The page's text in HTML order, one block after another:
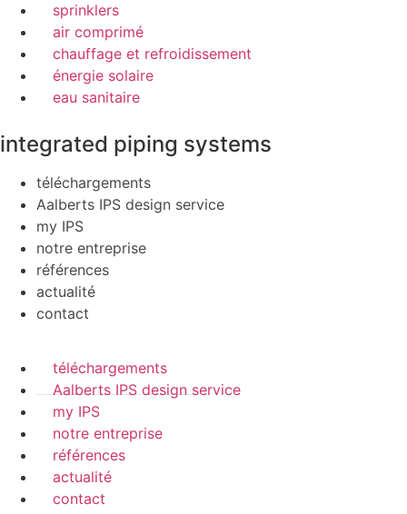
sprinklers
air comprimé
chauffage et refroidissement
énergie solaire
eau sanitaire
integrated piping systems
téléchargements
Aalberts IPS design service
my IPS
notre entreprise
références
actualité
contact
téléchargements
Aalberts IPS design service
my IPS
notre entreprise
références
actualité
contact